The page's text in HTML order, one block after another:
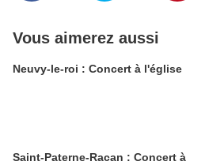
Vous aimerez aussi
Neuvy-le-roi : Concert à l'église
Saint-Paterne-Racan : Concert à